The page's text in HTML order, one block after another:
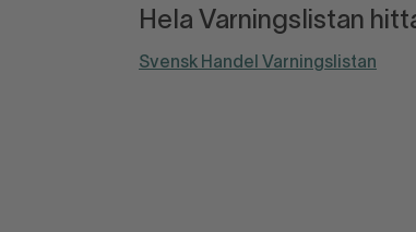
Hela Varningslistan
Svensk Handel Varningslistan